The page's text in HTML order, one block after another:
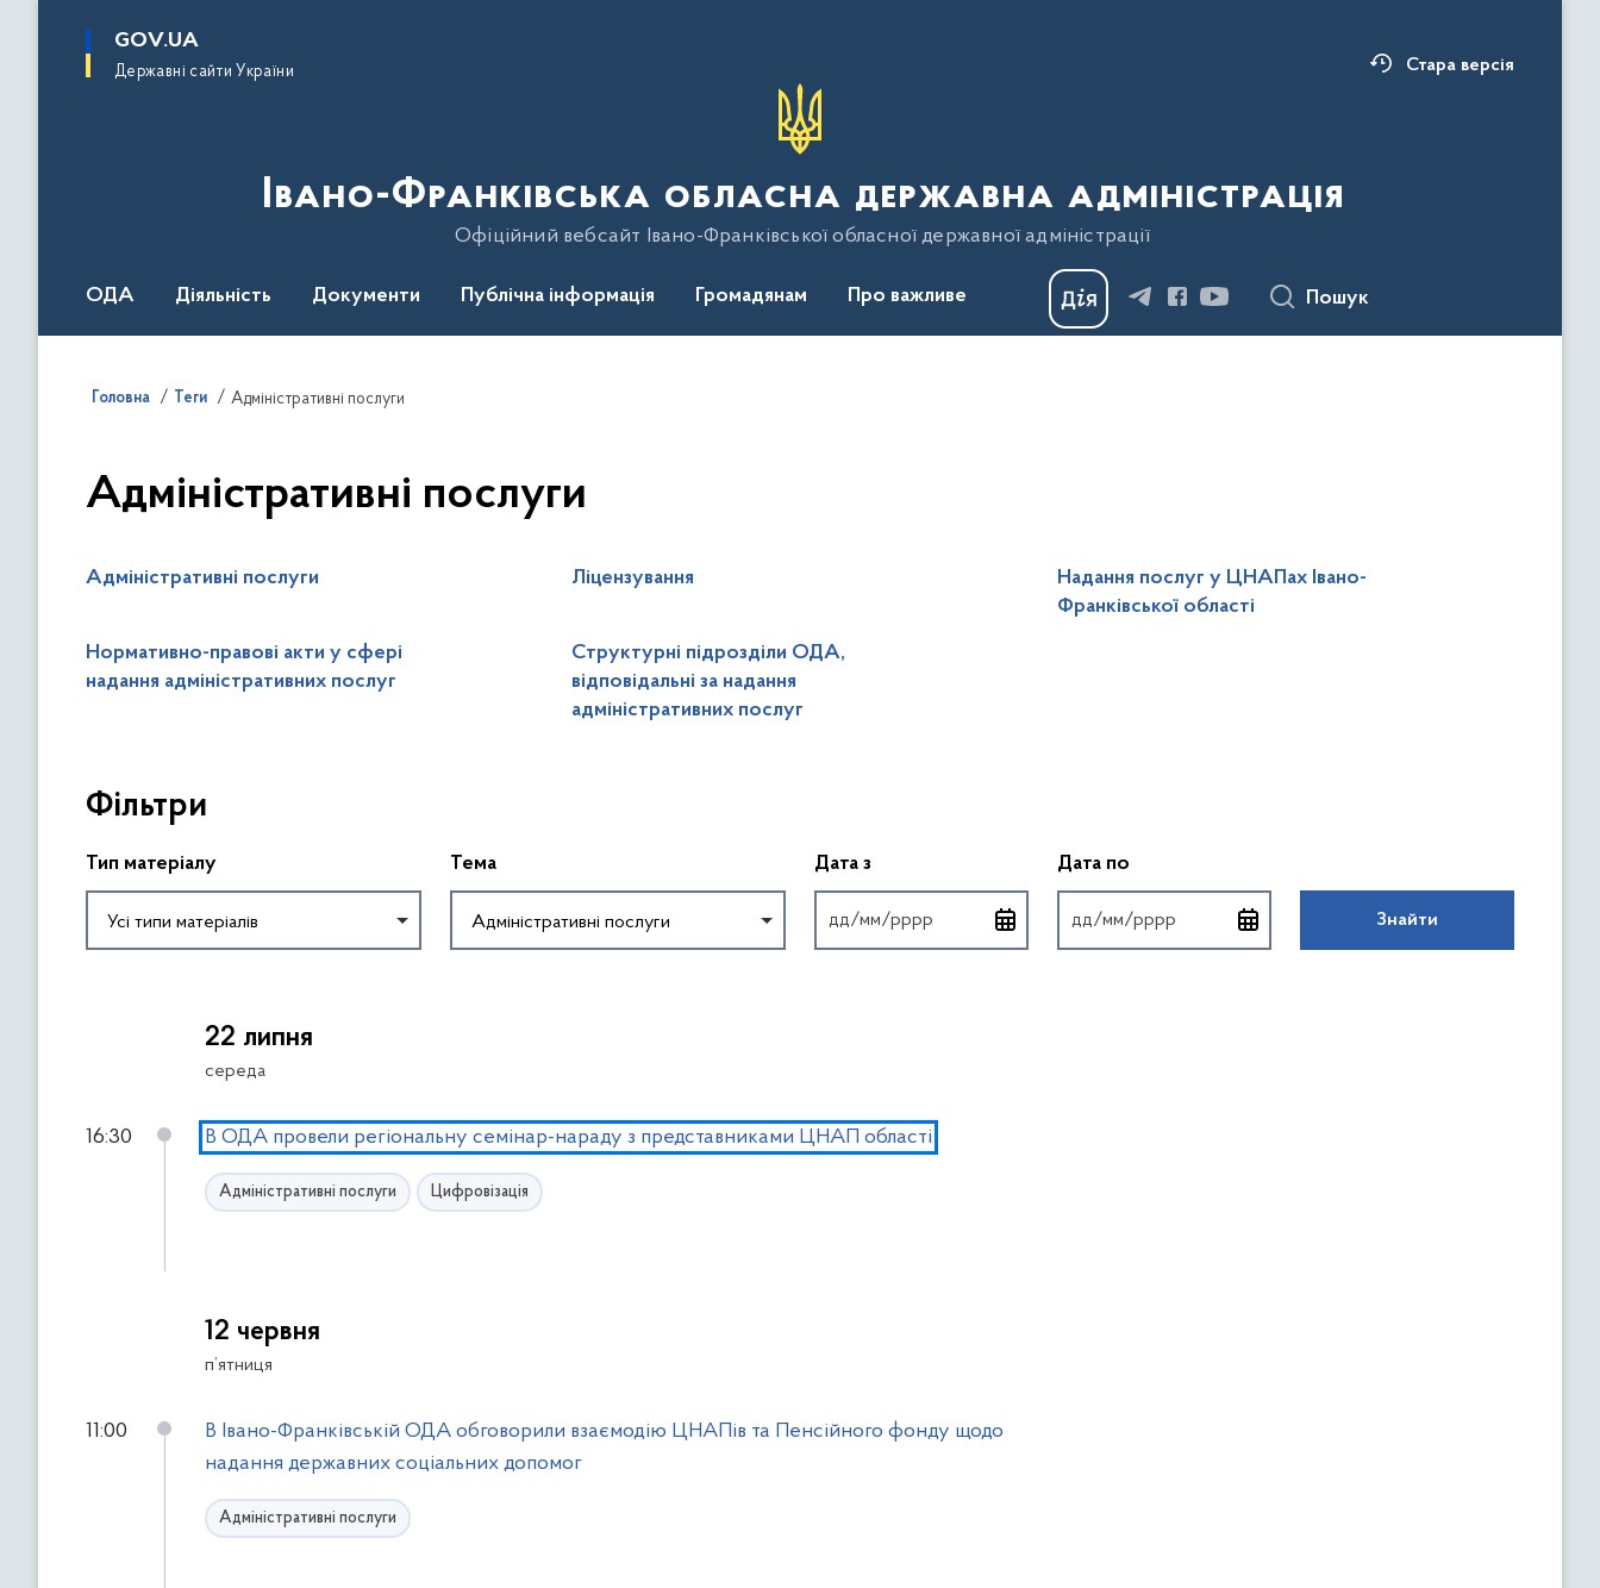
основного
GOV.UA
Державні сайти України Стара версія
Івано-Франківська обласна державна адміністрація
Офіційний вебсайт Івано-Франківської обласної державної адміністрації
ОДА Діяльність Документи Публічна інформація Громадянам Про важливе Пошук
Головна Теги Адміністративні послуги
Адміністративні послуги
Адміністративні послуги Ліцензування
Надання послуг у ЦНАПах Івано-
Франківської області
Нормативно-правові акти у сфері
надання адміністративних послуг
Структурні підрозділи ОДА,
відповідальні за надання
адміністративних послуг
р
п
ь
Фільтри
Тип матеріалу
Усі типи матеріалів
Тема
Адміністративні послуги
Дата з Введіть дату у форматіДата по
Знайти
ь
22 липня
середа
16:30 В ОДА провели регіональну семінар-нараду з представниками ЦНАП області
Адміністративні послуги Цифровізація
12 червня
п’ятниця
11:00
В Івано-Франківській ОДА обговорили взаємодію ЦНАПів та Пенсійного фонду щодо
надання державних соціальних допомог
Адміністративні послуги